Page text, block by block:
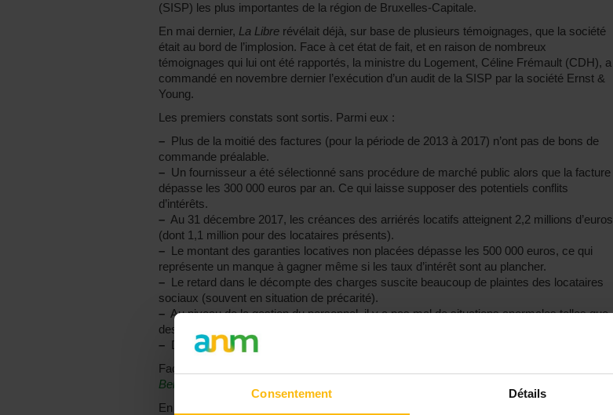
Consentement Détails
(SISP) les plus importantes de la région de Bruxelles-Capitale.
En mai dernier, La Libre révélait déjà, sur base de plusieurs témoignages, que la société
était au bord de l’implosion. Face à cet état de fait, et en raison de nombreux
témoignages qui lui ont été rapportés, la ministre du Logement, Céline Frémault (CDH), a
commandé en novembre dernier l’exécution d’un audit de la SISP par la société Ernst &
Young.
Les premiers constats sont sortis. Parmi eux :
– Plus de la moitié des factures (pour la période de 2013 à 2017) n’ont pas de bons de
commande préalable.
– Un fournisseur a été sélectionné sans procédure de marché public alors que la facture
dépasse les 300 000 euros par an. Ce qui laisse supposer des potentiels conflits
d’intérêts.
– Au 31 décembre 2017, les créances des arriérés locatifs atteignent 2,2 millions d’euros
(dont 1,1 million pour des locataires présents).
– Le montant des garanties locatives non placées dépasse les 500 000 euros, ce qui
représente un manque à gagner même si les taux d’intérêt sont au plancher.
– Le retard dans le décompte des charges suscite beaucoup de plaintes des locataires
sociaux (souvent en situation de précarité).
– Au niveau de la gestion du personnel, il y a pas mal de situations anormales telles que
des barèmes qui ne correspondent pas au niveau d’études.
– De façon générale, la politique des ressources humaines est fortement critiquée.
Face à ce rapport, la ministre Céline Frémault a pris des mesures radicales.
Belgique
En se basant sur l’article 78 du Code du logement, elle a demandé à la SLRB (société de